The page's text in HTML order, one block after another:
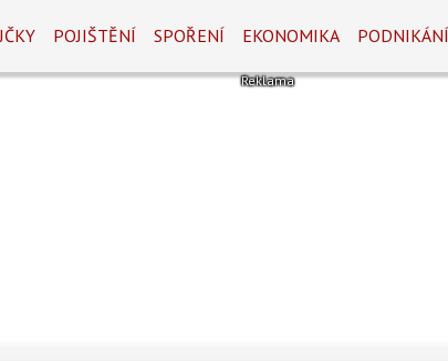
POJIŠTĚNÍ SPOŘENÍ EKONOMIKA PODNIKÁNÍ